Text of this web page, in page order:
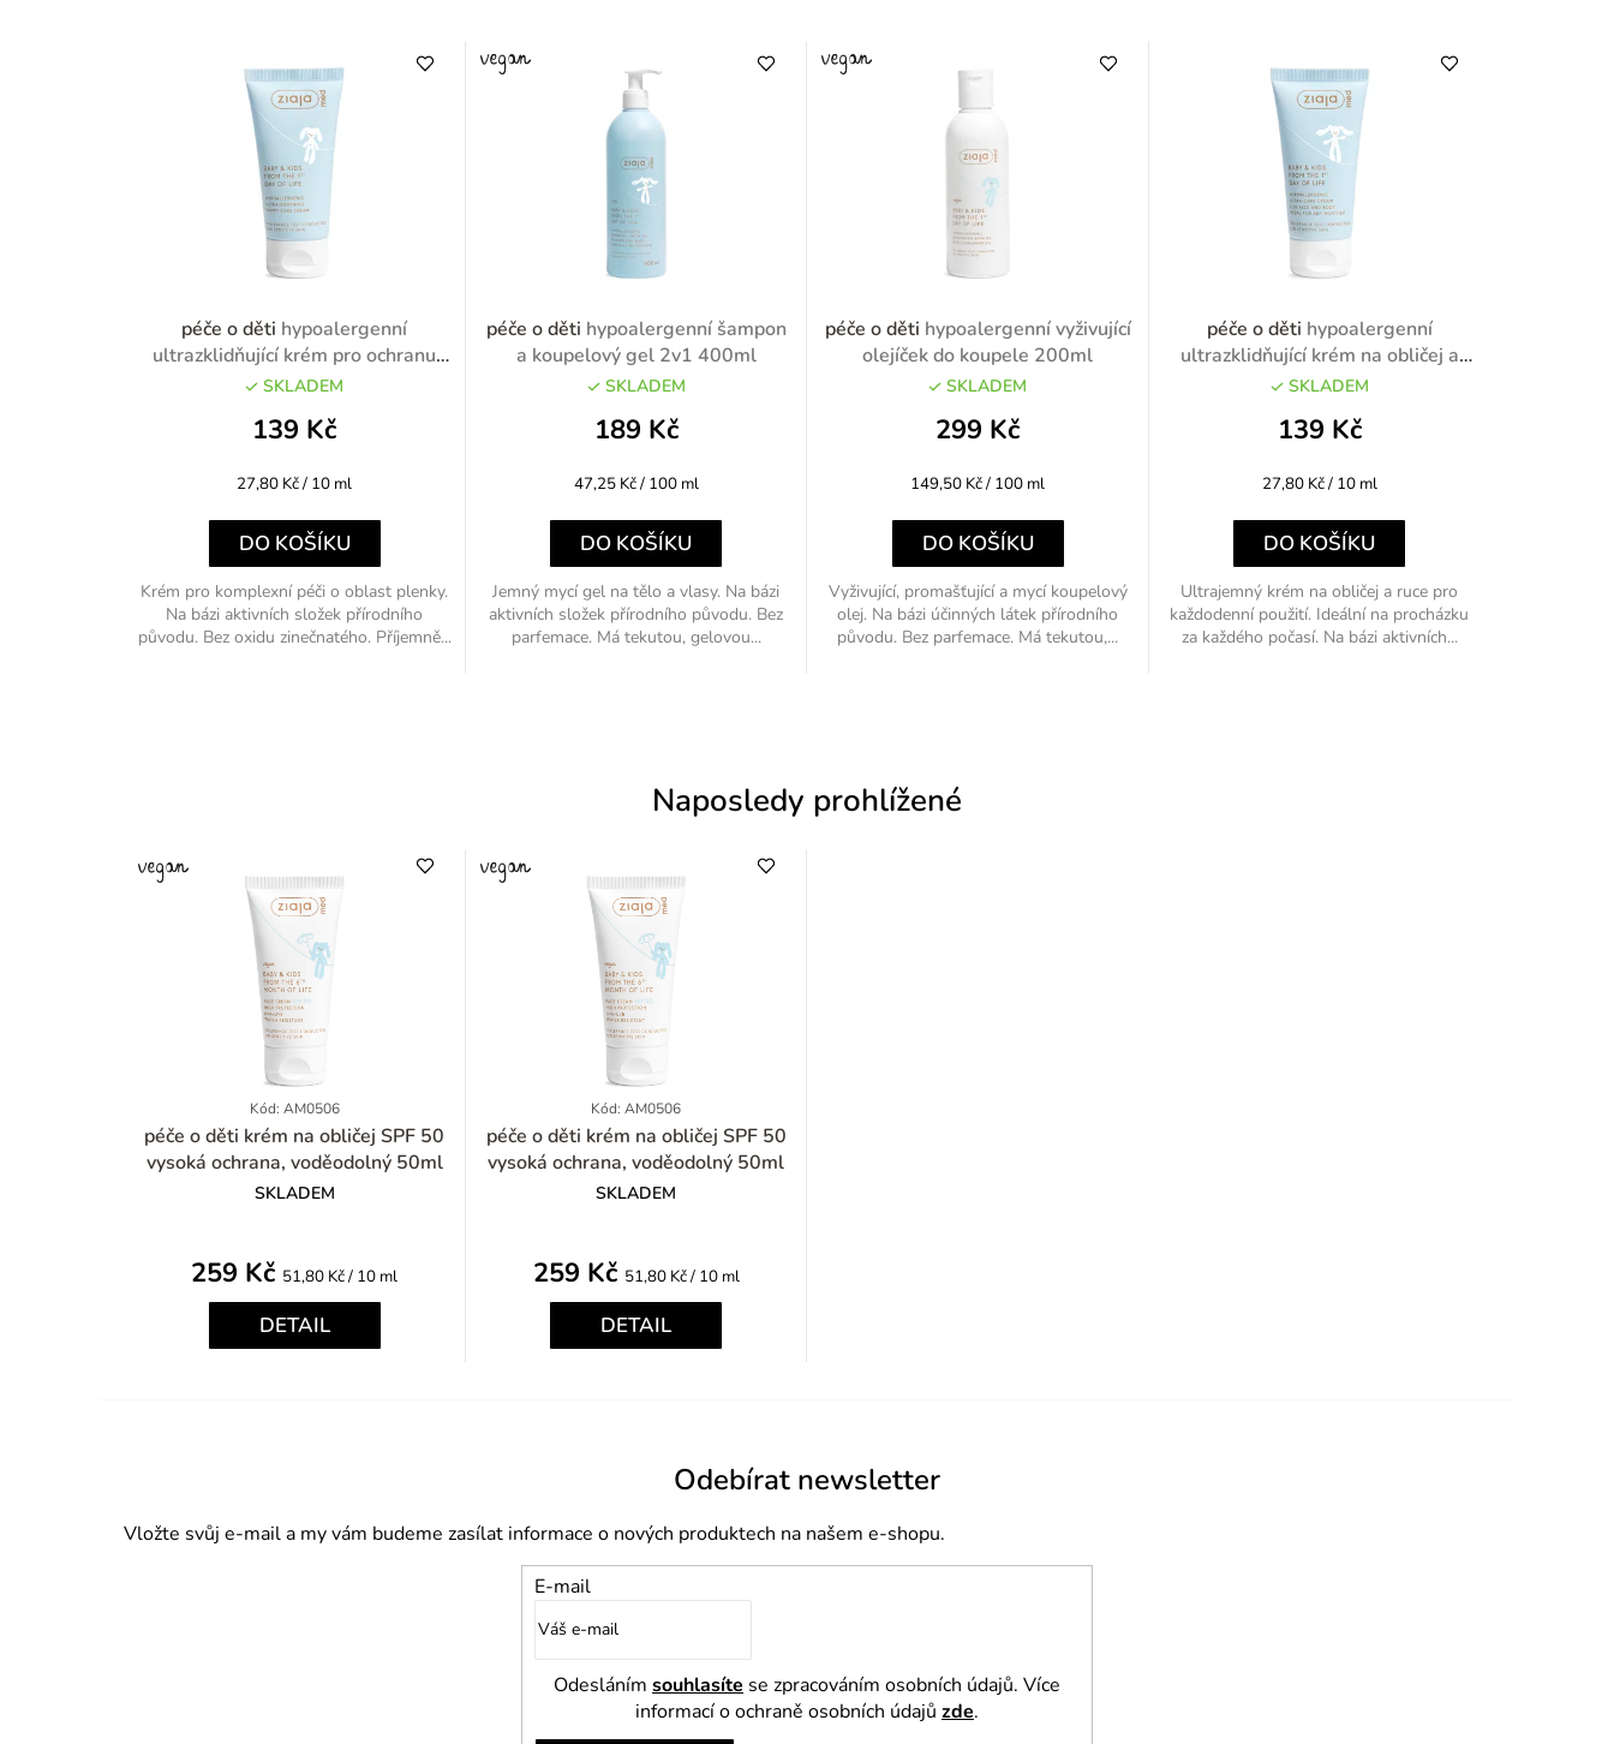
péče o děti hypoalergenní
ultrazklidňující krém pro ochranu
pod plenkami 50ml
SKLADEM
139 Kč
Měrná
27,80 Kč / 10 ml
DO KOŠÍKU
Krém pro komplexní péči o oblast plenky.
Na bázi aktivních složek přírodního
původu. Bez oxidu zinečnatého. Příjemně...
péče o děti hypoalergenní šampon
a koupelový gel 2v1 400ml
SKLADEM
189 Kč
Měrná
47,25 Kč / 100 ml
DO KOŠÍKU
Jemný mycí gel na tělo a vlasy. Na bázi
aktivních složek přírodního původu. Bez
parfemace. Má tekutou, gelovou...
péče o děti hypoalergenní vyživující
olejíček do koupele 200ml
SKLADEM
299 Kč
Měrná
149,50 Kč / 100 ml
DO KOŠÍKU
Vyživující, promašťující a mycí koupelový
olej. Na bázi účinných látek přírodního
původu. Bez parfemace. Má tekutou,...
péče o děti hypoalergenní
ultrazklidňující krém na obličej a
ruce do každého počasí 50ml
SKLADEM
139 Kč
Měrná
27,80 Kč / 10 ml
DO KOŠÍKU
Ultrajemný krém na obličej a ruce pro
každodenní použití. Ideální na procházku
za každého počasí. Na bázi aktivních...
Naposledy prohlížené
Kód: AM0506
péče o děti krém na obličej SPF 50
vysoká ochrana, voděodolný 50ml
SKLADEM
259 Kč Měrná
51,80 Kč / 10 ml
DETAIL
Kód: AM0506
péče o děti krém na obličej SPF 50
vysoká ochrana, voděodolný 50ml
SKLADEM
259 Kč Měrná
51,80 Kč / 10 ml
DETAIL
Odebírat newsletter
Vložte svůj e-mail a my vám budeme zasílat informace o nových produktech na našem e-shopu.
E-mail
Odesláním souhlasíte se zpracováním osobních údajů. Více
informací o ochraně osobních údajů zde.